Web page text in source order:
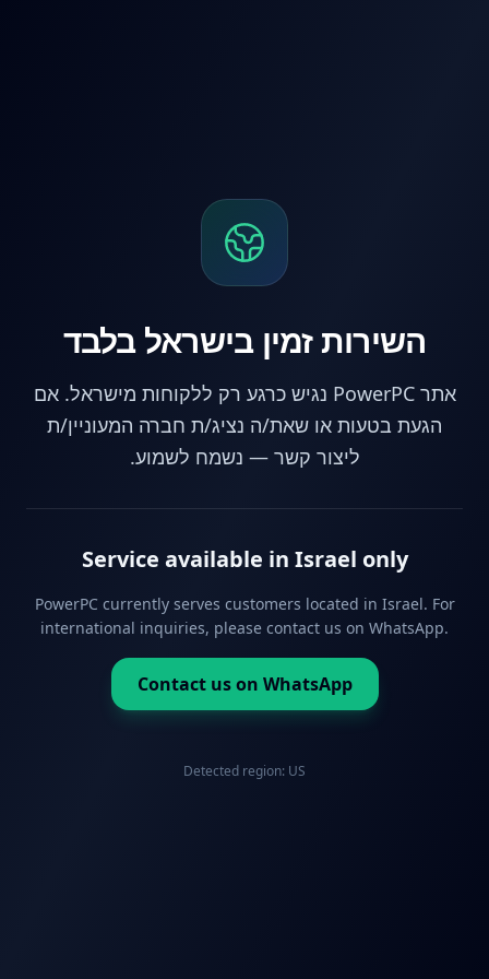
השירות זמין בישראל בלבד
אתר PowerPC נגיש כרגע רק ללקוחות מישראל. אם
הגעת בטעות או שאת/ה נציג/ת חברה המעוניין/ת
ליצור קשר — נשמח לשמוע.
Service available in Israel only
PowerPC currently serves customers located in Israel. For
international inquiries, please contact us on WhatsApp.
Contact us on WhatsApp
Detected region: US